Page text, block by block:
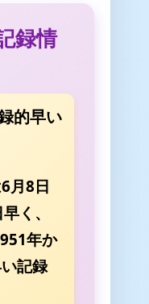
録情
的早い
月8日
く、
年か
記録